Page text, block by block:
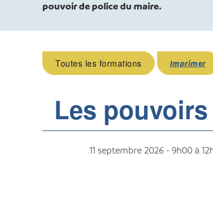
pouvoir de police du maire.
Toutes les formations Imprimer
Les
11 septembre 2026 - 9h00 à